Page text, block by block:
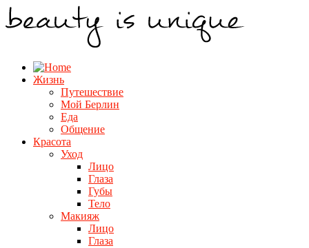
Жизнь
Путешествие
Мой Берлин
Еда
Общение
Красота
Уход
Лицо
Глаза
Губы
Тело
Макияж
Лицо
Глаза